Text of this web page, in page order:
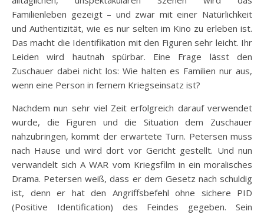
Familienleben gezeigt – und zwar mit einer Natürlichkeit
und Authentizität, wie es nur selten im Kino zu erleben ist.
Das macht die Identifikation mit den Figuren sehr leicht. Ihr
Leiden wird hautnah spürbar. Eine Frage lässt den
Zuschauer dabei nicht los: Wie halten es Familien nur aus,
wenn eine Person in fernem Kriegseinsatz ist?
Nachdem nun sehr viel Zeit erfolgreich darauf verwendet
wurde, die Figuren und die Situation dem Zuschauer
nahzubringen, kommt der erwartete Turn. Petersen muss
nach Hause und wird dort vor Gericht gestellt. Und nun
verwandelt sich A WAR vom Kriegsfilm in ein moralisches
Drama. Petersen weiß, dass er dem Gesetz nach schuldig
ist, denn er hat den Angriffsbefehl ohne sichere PID
(Positive Identification) des Feindes gegeben. Sein